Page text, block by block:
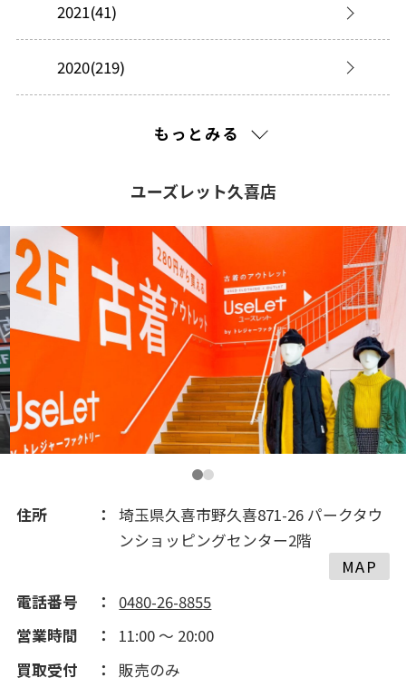
2021(41)
2020(219)
2017(225)
2016(161)
2015(101)
2014(43)
2013(18)
もっとみる
ユーズレット久喜店
住所
埼玉県久喜市野久喜871-26 パークタウ
ンショッピングセンター2階
MAP
電話番号
0480-26-8855
営業時間
11:00 ～ 20:00
買取受付
販売のみ